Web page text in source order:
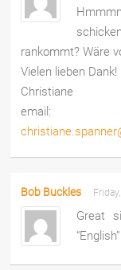
rankommt? Wäre
Vielen lieben Dank!
Christiane
email:
Bob Buckles
Great